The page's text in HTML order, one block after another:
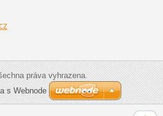
práva vyhrazena.
s Webnode